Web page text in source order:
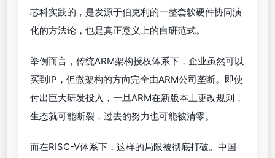
芯科实践的，是发源于伯克利的一整套软硬件协同演
化的方法论，也是真正意义上的自研范式。
举例而言，传统ARM架构授权体系下，企业虽然可以
买到IP，但微架构的方向完全由ARM公司垄断。即使
付出巨大研发投入，一旦ARM在新版本上更改规则，
生态就可能断裂，过去的努力也可能被清零。
而在RISC-V体系下，这样的局限被彻底打破。中国